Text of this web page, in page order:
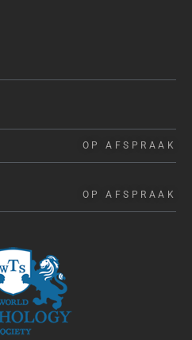
OP AFSPRAAK
OP AFSPRAAK